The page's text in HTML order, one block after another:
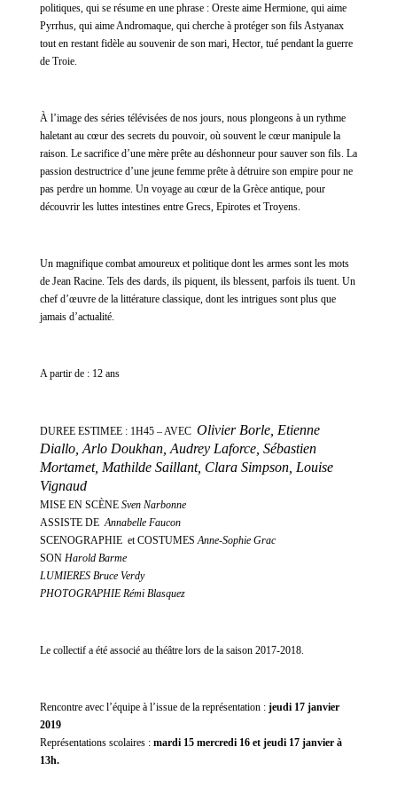
politiques, qui se résume en une phrase : Oreste aime Hermione, qui aime
Pyrrhus, qui aime Andromaque, qui cherche à protéger son fils Astyanax
tout en restant fidèle au souvenir de son mari, Hector, tué pendant la guerre
de Troie.
À l’image des séries télévisées de nos jours, nous plongeons à un rythme
haletant au cœur des secrets du pouvoir, où souvent le cœur manipule la
raison. Le sacrifice d’une mère prête au déshonneur pour sauver son fils. La
passion destructrice d’une jeune femme prête à détruire son empire pour ne
pas perdre un homme. Un voyage au cœur de la Grèce antique, pour
découvrir les luttes intestines entre Grecs, Epirotes et Troyens.
Un magnifique combat amoureux et politique dont les armes sont les mots
de Jean Racine. Tels des dards, ils piquent, ils blessent, parfois ils tuent. Un
chef d’œuvre de la littérature classique, dont les intrigues sont plus que
jamais d’actualité.
A partir de : 12 ans
DUREE ESTIMEE : 1H45 – AVEC Olivier Borle, Etienne
Diallo, Arlo Doukhan, Audrey Laforce, Sébastien
Mortamet, Mathilde Saillant, Clara Simpson, Louise
Vignaud
MISE EN SCÈNE Sven Narbonne
ASSISTE DE Annabelle Faucon
SCENOGRAPHIE et COSTUMES Anne-Sophie Grac
SON Harold Barme
LUMIERES Bruce Verdy
PHOTOGRAPHIE Rémi Blasquez
Le collectif a été associé au théâtre lors de la saison 2017-2018.
Rencontre avec l’équipe à l’issue de la représentation : jeudi 17 janvier
2019
Représentations scolaires : mardi 15 mercredi 16 et jeudi 17 janvier à
13h.